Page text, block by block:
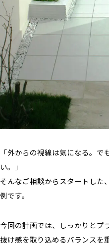
「外からの視線は気になる。
い。」
そんなご相談からスタートした
例です。
今回の計画では、しっかりとプ
抜け感を取り込めるバランスを